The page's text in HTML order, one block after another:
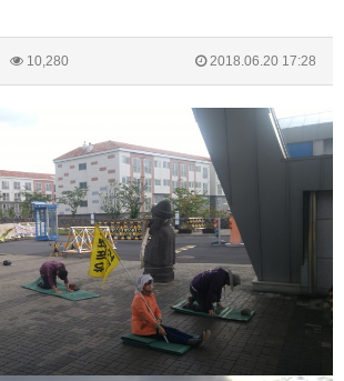
10,280 2018.06.20 17:28